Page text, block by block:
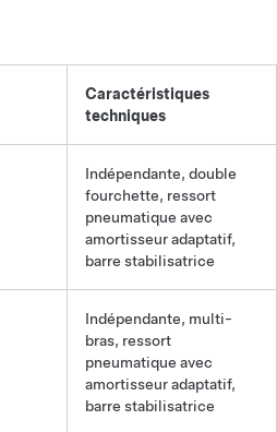
Caractéristiques
techniques
Indépendante, double
fourchette, ressort
pneumatique avec
amortisseur adaptatif,
barre stabilisatrice
Indépendante, multi-
bras, ressort
pneumatique avec
amortisseur adaptatif,
barre stabilisatrice